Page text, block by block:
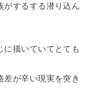
がするする潜り込ん
に描いていてとても
差が辛い現実を突き